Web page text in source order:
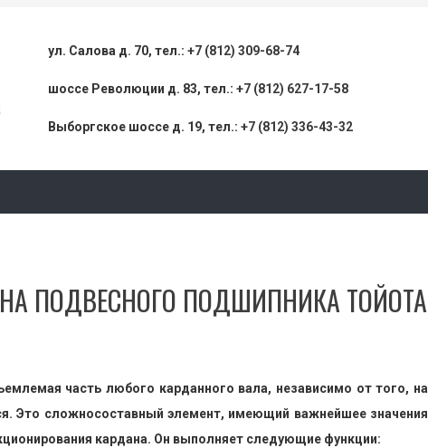
ул. Салова д. 70, тел.: +7 (812) 309-68-74
шоссе Революции д. 83, тел.: +7 (812) 627-17-58
Выборгское шоссе д. 19, тел.: +7 (812) 336-43-32
ПОДВЕСНОГО ПОДШИПНИКА ТОЙОТА
часть любого карданного вала, независимо от того, на
Это сложносоставный элемент, имеющий важнейшее значения
кардана. Он выполняет следующие функции: